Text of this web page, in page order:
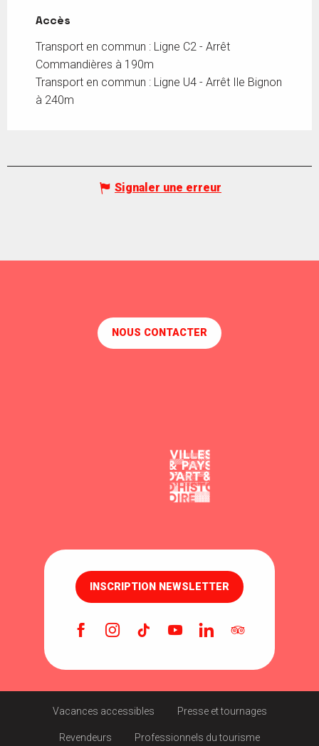
Accès
Accès
Transport en commun : Ligne C2 - Arrêt
Commandières à 190m
Transport en commun : Ligne U4 - Arrêt Ile Bignon
à 240m
Signaler une erreur
NOUS CONTACTER
INSCRIPTION NEWSLETTER
Vacances accessibles Presse et tournages
Revendeurs Professionnels du tourisme